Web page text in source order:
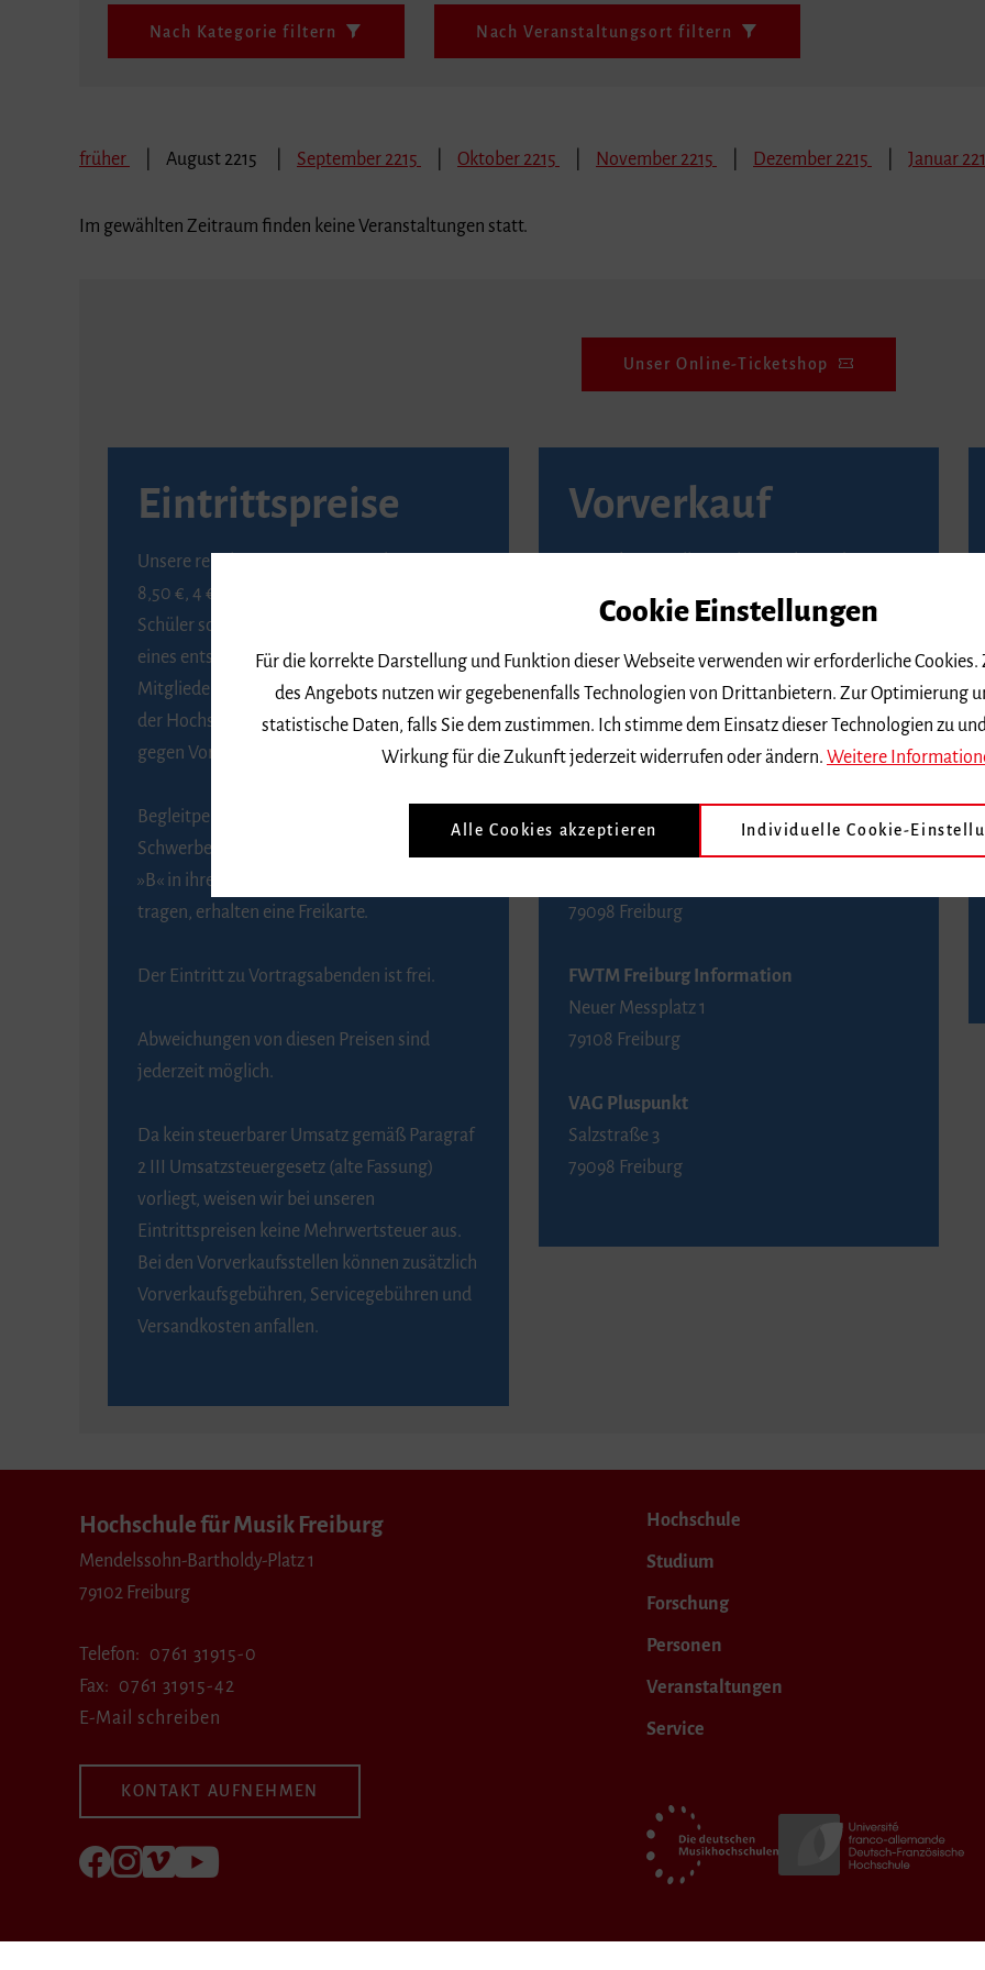
Nach Kategorie filtern Nach Veranstaltungsort filtern
früher August 2215 September 2215 Oktober 2215 November 2215 Dezember 2215 Januar
Im gewählten Zeitraum finden keine Veranstaltungen statt.
Unser Online-Ticketshop
Eintrittspreise
Unsere regulären Eintrittspreise betragen
8,50 €, 4 € ermäßigt für Schülerinnen und
Schüler sowie Studierende gegen Vorlage
eines entsprechenden Nachweises, 6 € für
Mitglieder der Gesellschaft zur Förderung
der Hochschule für Musik Freiburg e. V.
gegen Vorlage des Mitgliedsausweises.
Begleitpersonen von Menschen mit
Schwerbehinderung, die das Merkzeichen
»B« in ihrem Schwerbehindertenausweis
tragen, erhalten eine Freikarte.
Der Eintritt zu Vortragsabenden ist frei.
Abweichungen von diesen Preisen sind
jederzeit möglich.
Da kein steuerbarer Umsatz gemäß Paragraf
2 III Umsatzsteuergesetz (alte Fassung)
vorliegt, weisen wir bei unseren
Eintrittspreisen keine Mehrwertsteuer aus.
Bei den Vorverkaufsstellen können zusätzlich
Vorverkaufsgebühren, Servicegebühren und
Versandkosten anfallen.
Vorverkauf
BZ-Kartenservice Freiburg
Kaiser-Joseph-Straße 229
79098 Freiburg
Telefon 0761 4968888 (Reservierungen sind
79098 Freiburg
FWTM Freiburg Information
Neuer Messplatz 1
79108 Freiburg
VAG Pluspunkt
Salzstraße 3
79098 Freiburg
Hochschule für Musik Freiburg
Mendelssohn-Bartholdy-Platz 1
79102 Freiburg
Telefon
0761 31915-0
Fax
0761 31915-42
E-Mail schreiben
KONTAKT AUFNEHMEN
Folgen Sie uns auf Facebook
Folgen Sie uns auf Instagram
Besuchen Sie uns bei Vimeo
Besuchen Sie uns bei youtube
Hochschule
Studium
Forschung
Personen
Veranstaltungen
Service
Cookie Einstellungen
Für die korrekte Darstellung und Funktion dieser Webseite verwenden wir erforderliche
des Angebots nutzen wir gegebenenfalls Technologien von Drittanbietern. Zur Optimierung
statistische Daten, falls Sie dem zustimmen. Ich stimme dem Einsatz dieser Technologien zu
Wirkung für die Zukunft jederzeit widerrufen oder ändern. Weitere
Alle Cookies akzeptieren Individuelle Cookie-